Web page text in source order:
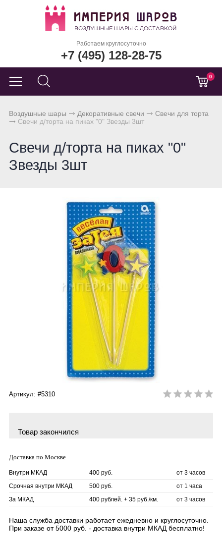
Работаем круглосуточно
+7 (495) 128-28-75
0
Воздушные шары Декоративные свечи
Свечи для торта
Свечи д/торта на пиках "0" Звезды 3шт
Свечи д/торта на пиках "0"
Звезды 3шт
Артикул: #5310
Товар закончился
Доставка по Москве
Внутри МКАД 400 руб.
от 3 часов
Срочная внутри МКАД
500 руб.
от 1 часа
За МКАД
400 рублей. + 35 руб./км. от 3 часов
Наша служба доставки работает ежедневно и круглосуточно.
При заказе от 5000 руб. - доставка внутри МКАД бесплатно!